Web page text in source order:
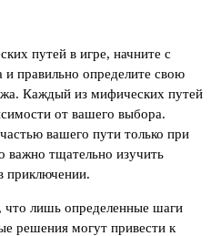
путей в игре, начните с
и правильно определите свою
Каждый из мифических путей
от вашего выбора.
вашего пути только при
важно тщательно изучить
приключении.
что лишь определенные шаги
решения могут привести к